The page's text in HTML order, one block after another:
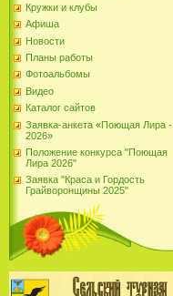
Кружки и клубы
Афиша
Новости
Планы работы
Фотоальбомы
Видео
Каталог сайтов
Заявка-анкета «Поющая Лира -
2026»
Положение конкурса "Поющая
Лира 2026"
Заявка "Краса и Гордость
Грайворонщины 2025"